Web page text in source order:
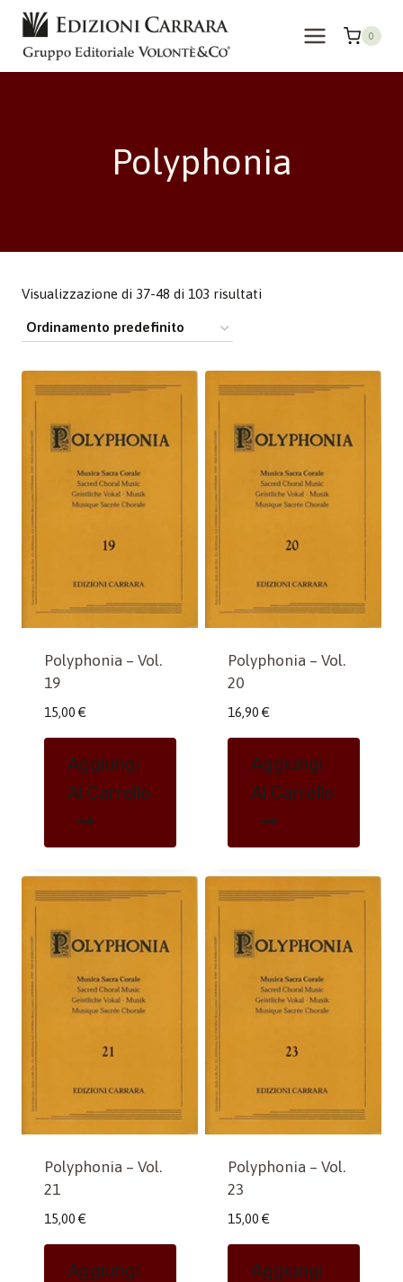
Salta
contenuto
0
Polyphonia
Visualizzazione di 37-48 di 103 risultati
Polyphonia – Vol.
19
15,00 €
Aggiungi
Al Carrello
Polyphonia – Vol.
20
16,90 €
Aggiungi
Al Carrello
Polyphonia – Vol.
21
15,00 €
Aggiungi
Polyphonia – Vol.
23
15,00 €
Aggiungi